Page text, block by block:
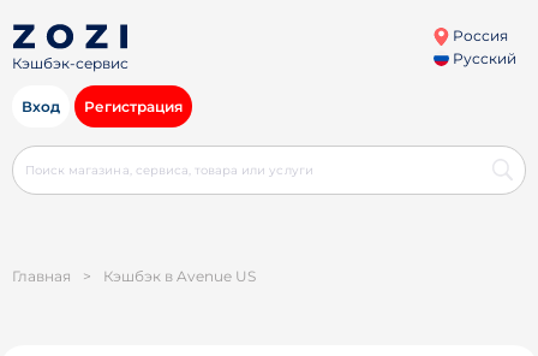
Кэшбэк-сервис
Россия
Русский
Вход Регистрация
Главная > Кэшбэк в Avenue US